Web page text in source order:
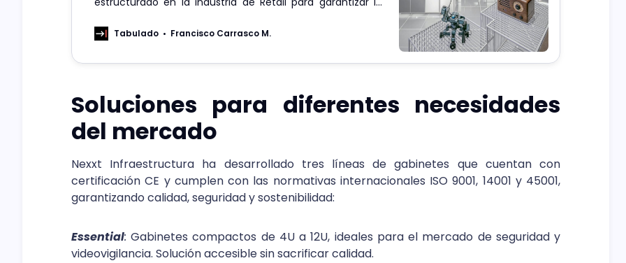
necesaria en un entorno cada vez más dinámico. Además
seguridad.
Tabulado Francisco Carrasco M.
Soluciones para diferentes necesidades
del mercado
Nexxt Infraestructura ha desarrollado tres líneas de gabinetes que cuentan con
certificación CE y cumplen con las normativas internacionales ISO 9001, 14001 y 45001,
garantizando calidad, seguridad y sostenibilidad:
Essential: Gabinetes compactos de 4U a 12U, ideales para el mercado de seguridad y
videovigilancia. Solución accesible sin sacrificar calidad.